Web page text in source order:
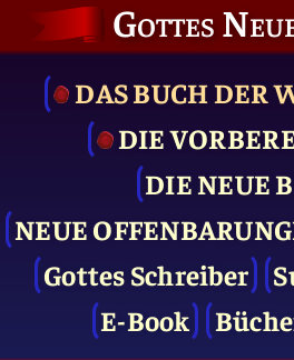
Gottes
DAS BUCH DER
DIE
DIE NEUE
NEUE
Gottes Schreiber
E-Book